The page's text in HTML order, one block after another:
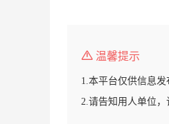
温馨提示
1.本平台仅供信息发
2.请告知用人单位，